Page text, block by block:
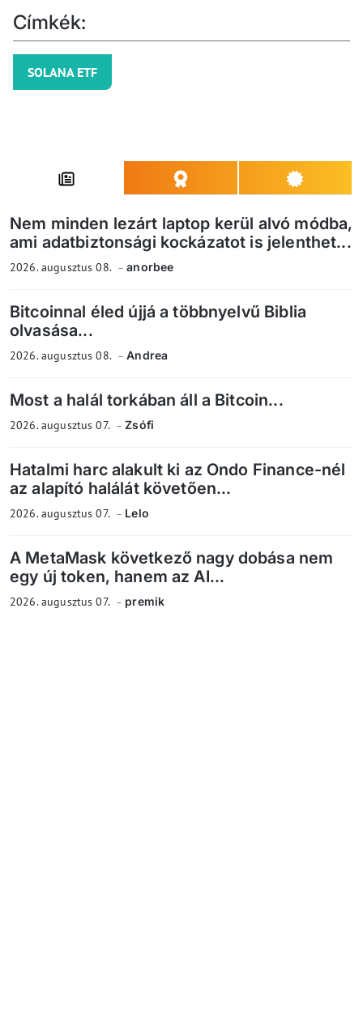
Címkék:
SOLANA ETF
Nem minden lezárt laptop kerül alvó módba,
ami adatbiztonsági kockázatot is jelenthet...
2026. augusztus 08. anorbee
Bitcoinnal éled újjá a többnyelvű Biblia
olvasása...
2026. augusztus 08. Andrea
Most a halál torkában áll a Bitcoin...
2026. augusztus 07. Zsófi
Hatalmi harc alakult ki az Ondo Finance-nél
az alapító halálát követően...
2026. augusztus 07. Lelo
A MetaMask következő nagy dobása nem
egy új token, hanem az AI...
2026. augusztus 07. premik